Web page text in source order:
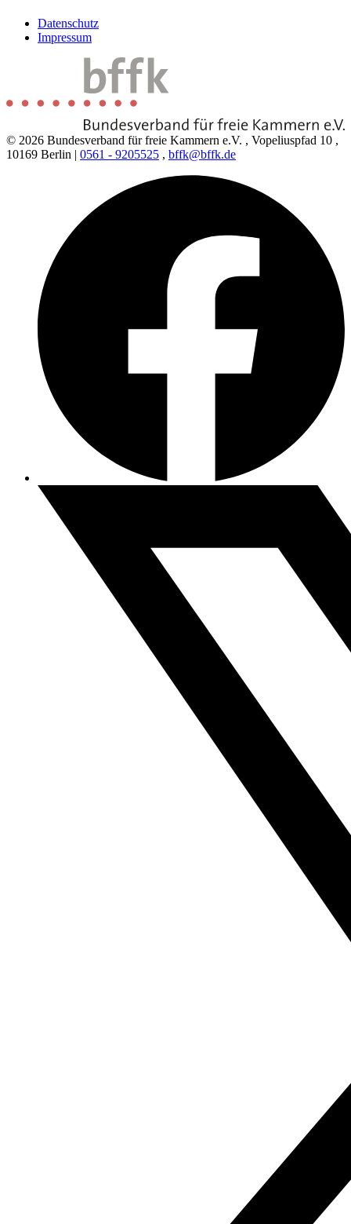
Datenschutz
Impressum
© 2026 Bundesverband für freie Kammern e.V. , Vopeliuspfad 10 ,
10169 Berlin | 0561 - 9205525 , bffk@bffk.de